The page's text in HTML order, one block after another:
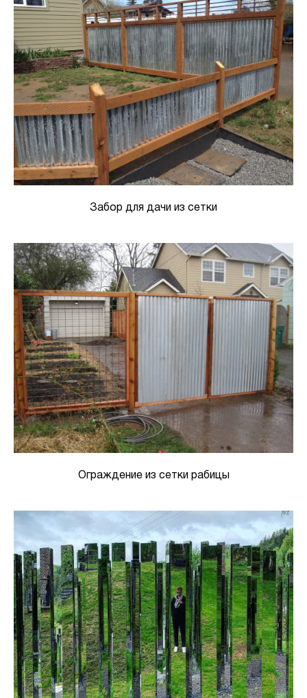
Забор для дачи из сетки
Ограждение из сетки рабицы